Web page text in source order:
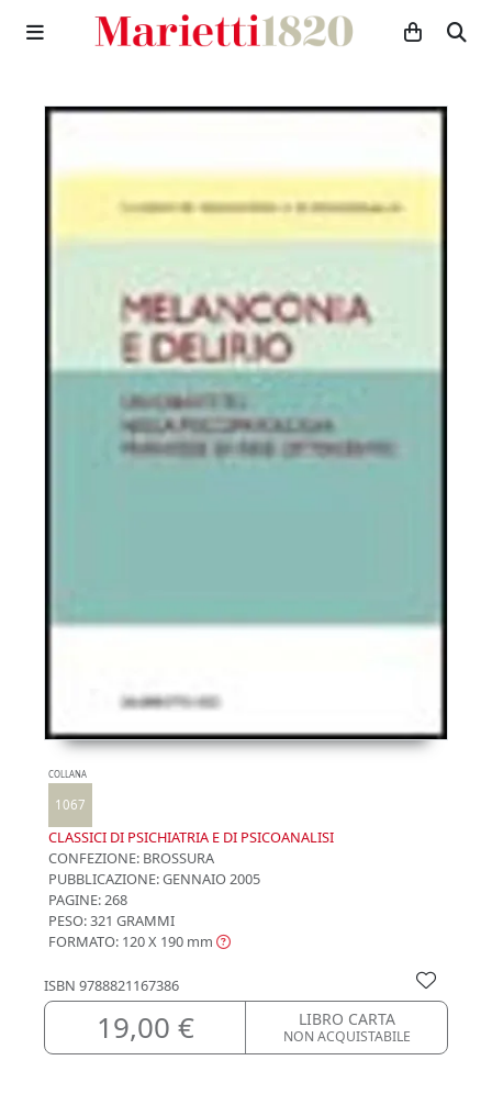
COLLANA
1067
CLASSICI DI PSICHIATRIA E DI PSICOANALISI
CONFEZIONE: BROSSURA
PUBBLICAZIONE:GENNAIO 2005
PAGINE: 268
PESO: 321 GRAMMI
FORMATO: 120 X 190 mm
ISBN 9788821167386
19,00 € LIBRO CARTA
NON ACQUISTABILE